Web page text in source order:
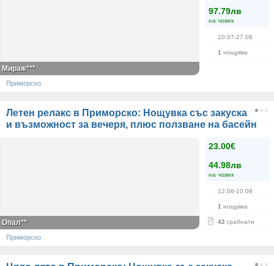
97.79лв
на човек
10.07-27.08
1 нощувка
Мираж***
Приморско
Летен релакс в Приморско: Нощувка със закуска
и възможност за вечеря, плюс ползване на басейн
23.00€
44.98лв
на човек
12.06-10.09
1 нощувка
42 грабнати
Опал**
Приморско